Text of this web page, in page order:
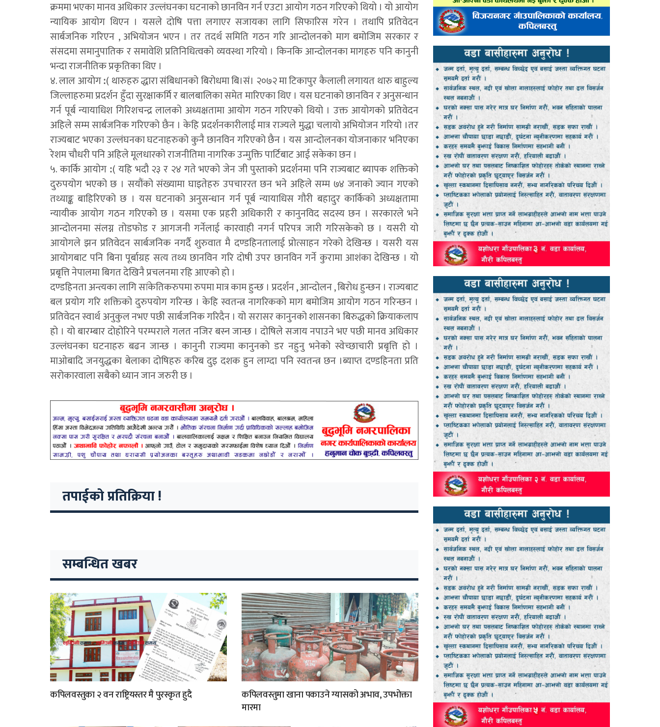
क्रममा भएका मानव अधिकार उल्लंघनका घटनाको छानविन गर्न एउटा आयोग गठन गरिएको थियो । यो आयोग
न्यायिक आयोग थिएन । यसले दोषि पत्ता लगाएर सजायका लागि सिफारिस गरेन । तथापि प्रतिवेदन
सार्बजनिक गरिएन , अभियोजन भएन । तर तदर्थ समिति गठन गरि आन्दोलनको माग बमोजिम सरकार र
संसदमा समानुपातिक र समावेशि प्रतिनिधित्वको व्यवस्था गरियो । किनकि आन्दोलनका मागहरु पनि कानुनी
भन्दा राजनीतिक प्रकृतिका थिए ।
४. लाल आयोग ꓽ( थारुहरु द्धारा संबिधानको बिरोधमा बि।सं। २०७२ मा टिकापुर कैलाली लगायत थारु बाहुल्य
जिल्लाहरुमा प्रदर्शन हुँदा सुरक्षाकर्मि र बालबालिका समेत मारिएका थिए । यस घटनाको छानविन र अनुसन्धान
गर्न पूर्ब न्यायाधिश गिरिशचन्द्र लालको अध्यक्षतामा आयोग गठन गरिएको थियो । उक्त आयोगको प्रतिवेदन
अहिले सम्म सार्बजनिक गरिएको छैन । केहि प्रदर्शनकारीलाई मात्र राज्यले मुद्धा चलायो अभियोजन गरियो ।तर
राज्यबाट भएका उल्लंघनका घटनाहरुको कुनै छानविन गरिएको छैन । यस आन्दोलनका योजनाकार भनिएका
रेशम चौधरी पनि अहिले मूलधारको राजनीतिमा नागरिक उन्मुक्ति पार्टिबाट आई सकेका छन ।
५. कार्कि आयोग ꓽ( यहि भदौ २३ र २४ गते भएको जेन जी पुस्ताको प्रदर्शनमा पनि राज्यबाट ब्यापक शक्तिको
दुरुपयोग भएको छ । सयौंको संख्यामा घाइतेहरु उपचाररत छन भने अहिले सम्म ७४ जनाको ज्यान गएको
तथ्याङ्क बाहिरिएको छ । यस घटनाको अनुसन्धान गर्न पूर्ब न्यायाधिस गौरी बहादुर कार्किको अध्यक्षतामा
न्यायीक आयोग गठन गरिएको छ । यसमा एक प्रहरी अधिकारी र कानुनविद सदस्य छन । सरकारले भने
आन्दोलनमा संलग्न तोडफोड र आगजनी गर्नेलाई कारवाही नगर्न परिपत्र जारी गरिसकेको छ । यसरी यो
आयोगले झन प्रतिवेदन सार्बजनिक नगर्दै शुरुवात मै दण्डहिनतालाई प्रोत्साहन गरेको देखिन्छ । यसरी यस
आयोगबाट पनि बिना पूर्बाग्रह सत्य तथ्य छानविन गरि दोषी उपर छानविन गर्ने कुरामा आशंका देखिन्छ । यो
प्रबृत्ति नेपालमा बिगत देखिनै प्रचलनमा रहि आएको हो ।
दण्डहिनता अन्त्यका लागि सांकेतिकरुपमा रुपमा मात्र काम हुन्छ । प्रदर्शन , आन्दोलन , बिरोध हुन्छन । राज्यबाट
बल प्रयोग गरि शक्तिको दुरुपयोग गरिन्छ । केहि स्वतन्त्र नागरिकको माग बमोजिम आयोग गठन गरिन्छन ।
प्रतिवेदन स्वार्थ अनुकुल नभए पछी सार्बजनिक गरिदैन । यो सरासर कानुनको शासनका बिरुद्धको क्रियाकलाप
हो । यो बारम्बार दोहोरिने परम्पराले गलत नजिर बस्न जान्छ । दोषिले सजाय नपाउने भए पछी मानव अधिकार
उल्लंघनका घटनाहरु बढन जान्छ । कानुनी राज्यमा कानुनको डर नहुनु भनेको स्वेच्छाचारी प्रबृत्ति हो ।
माओबादि जनयुद्धका बेलाका दोषिहरु करिब दुइ दशक हुन लाग्दा पनि स्वतन्त्र छन ।ब्याप्त दण्डहिनता प्रति
सरोकारवाला सबैको ध्यान जान जरुरी छ ।
तपाईको प्रतिक्रिया !
सम्बन्धित खबर
कपिलवस्तुका २ वन राष्ट्रियस्तर मै पुरस्कृत हुदै
कपिलवस्तुमा खाना पकाउने ग्यासको अभाव, उपभोक्ता
मारमा